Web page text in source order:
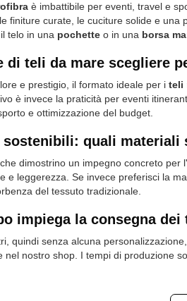
è imbattibile per eventi, travel e
finiture curate, le cuciture solide e
telo in una pochette o in una borsa
di teli da mare scegliere
e prestigio, il formato ideale per i teli
è invece la praticità per eventi
e ottimizzazione del budget.
sostenibili: quali materiali
dimostrino un impegno concreto per
e leggerezza. Se invece preferisci la
del tessuto tradizionale.
impiega la consegna dei
quindi senza alcuna
nel nostro shop. I tempi di produzione